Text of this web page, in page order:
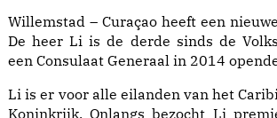
Willemstad – Curaçao heeft een
De heer Li is de derde sinds de
een Consulaat Generaal in 2014
Li is er voor alle eilanden van het
Koninkrijk. Onlangs bezocht Li